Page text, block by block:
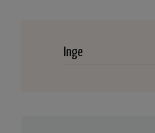
Inge